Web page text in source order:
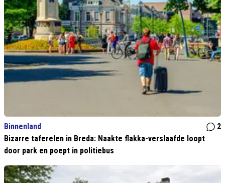
Binnenland
2
Bizarre taferelen in Breda: Naakte flakka-verslaafde loopt
door park en poept in politiebus